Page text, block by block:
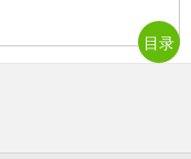
目录